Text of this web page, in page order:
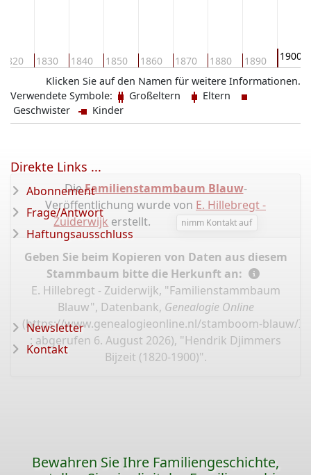
1820 1830 1840 1850 1860 1870 1880 1890 1900
Klicken Sie auf den Namen für weitere Informationen.
Verwendete Symbole:
Großeltern
Eltern
Geschwister
Kinder
DieFamilienstammbaum Blauw-
Veröffentlichung wurde von E. Hillebregt -
Zuiderwijk erstellt. nimm Kontakt auf
Geben Sie beim Kopieren von Daten aus diesem
Stammbaum bitte die Herkunft an:
E. Hillebregt - Zuiderwijk, "Familienstammbaum
Blauw", Datenbank, Genealogie Online
(https://www.genealogieonline.nl/stamboom-blauw/
: abgerufen 6. August 2026), "Hendrik Djimmers
Bijzeit (1820-1900)".
Direkte Links ...
Abonnement
Frage/Antwort
Haftungsausschluss
Newsletter
Kontakt
Bewahren Sie Ihre Familiengeschichte,